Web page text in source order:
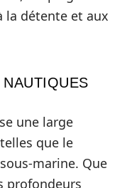
la détente et aux
une large
que le
marine. Que
profondeurs